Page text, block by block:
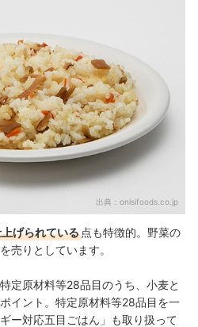
出典： onisifoods.co.jp
げられている 点も特徴的。野菜の
売りとしています。
定原材料等28品目のうち、小麦と
イント。特定原材料等28品目を一
ー対応五目ごはん」も取り扱って